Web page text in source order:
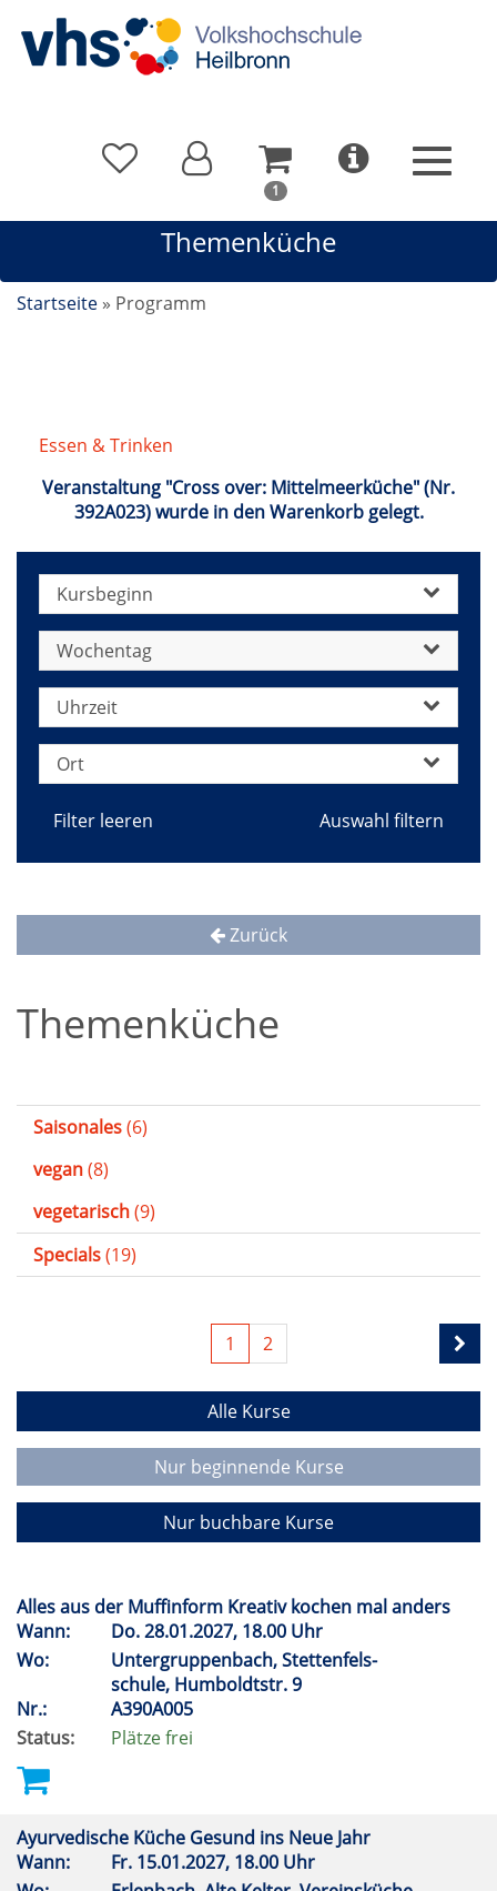
1 In
Warenkorb
sich
Themenküche
Startseite » Programm
Essen & Trinken
Veranstaltung "Cross over: Mittelmeerküche" (Nr.
392A023) wurde in den Warenkorb gelegt.
Kursbeginn
Wochentag
Uhrzeit
Ort
Filter leeren
Zurück
Themenküche
Saisonales(6)
vegan(8)
vegetarisch(9)
Specials(19)
1 2
Alle Kurse
Nur beginnende Kurse
Nur buchbare Kurse
Alles aus der Muffinform Kreativ kochen mal anders
Wann:
Do.28.01.2027, 18.00 Uhr
Wo:
Untergruppenbach, Stettenfels-
schule, Humboldtstr. 9
Nr.:
A390A005
Status:
Plätze frei
Ayurvedische Küche Gesund ins Neue Jahr
Wann:
Fr. 15.01.2027, 18.00 Uhr